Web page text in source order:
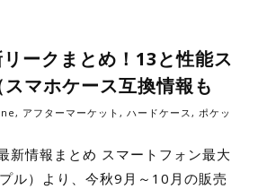
ークまとめ！13と性能ス
マホケース互換情報も
, アフターマーケット , ハードケース , ポケッ
新情報まとめ スマートフォン最大
ル）より、今秋9月～10月の販売